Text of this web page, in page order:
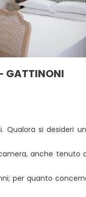
per quanto
anche
si desideri